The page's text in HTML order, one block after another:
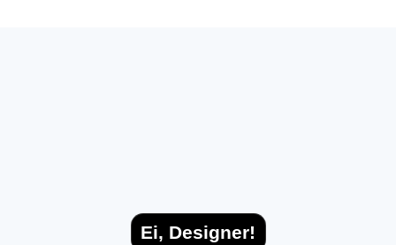
Ei, Designer!